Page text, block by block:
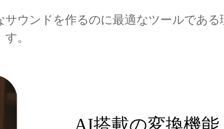
ウンドを作るのに最適なツールである
す。
AI搭載の変換機能